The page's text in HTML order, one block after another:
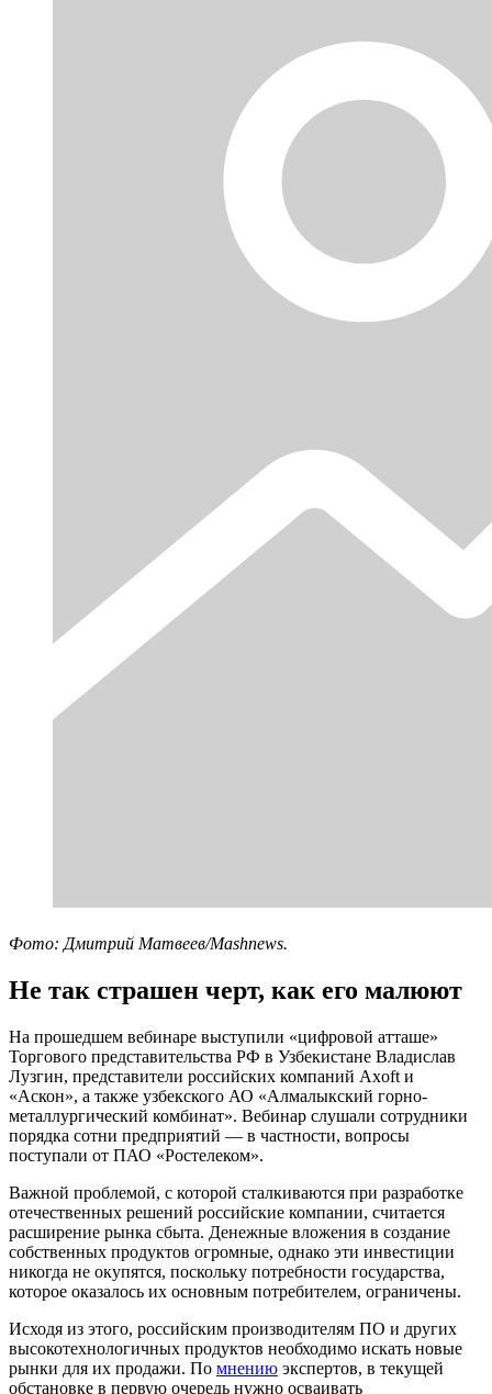
Фото: Дмитрий Матвеев/Mashnews.
Не так страшен черт, как его малюют
На прошедшем вебинаре выступили «цифровой атташе»
Торгового представительства РФ в Узбекистане Владислав
Лузгин, представители российских компаний Axoft и
«Аскон», а также узбекского АО «Алмалыкский горно-
металлургический комбинат». Вебинар слушали сотрудники
порядка сотни предприятий — в частности, вопросы
поступали от ПАО «Ростелеком».
Важной проблемой, с которой сталкиваются при разработке
отечественных решений российские компании, считается
расширение рынка сбыта. Денежные вложения в создание
собственных продуктов огромные, однако эти инвестиции
никогда не окупятся, поскольку потребности государства,
которое оказалось их основным потребителем, ограничены.
Исходя из этого, российским производителям ПО и других
высокотехнологичных продуктов необходимо искать новые
рынки для их продажи. По мнению экспертов, в текущей
обстановке в первую очередь нужно осваивать